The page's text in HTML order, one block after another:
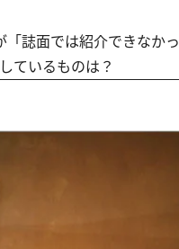
誌面では紹介できなかっ
ているものは？